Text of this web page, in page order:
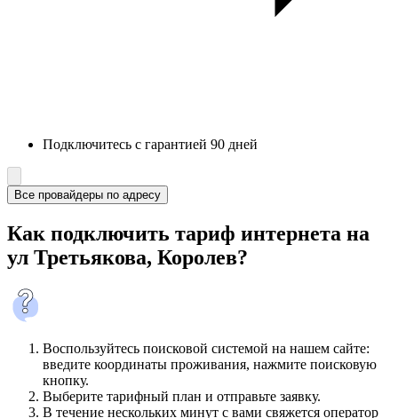
Подключитесь с гарантией 90 дней
Все провайдеры по адресу
Как подключить тариф интернета на
ул Третьякова, Королев?
Воспользуйтесь поисковой системой на нашем сайте:
введите координаты проживания, нажмите поисковую
кнопку.
Выберите тарифный план и отправьте заявку.
В течение нескольких минут с вами свяжется оператор